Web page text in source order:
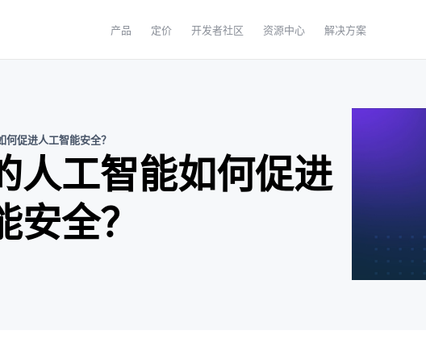
产品 定价 开发者社区 资源中心 解决方案
何促进人工智能安全？
人工智能如何促进
安全？